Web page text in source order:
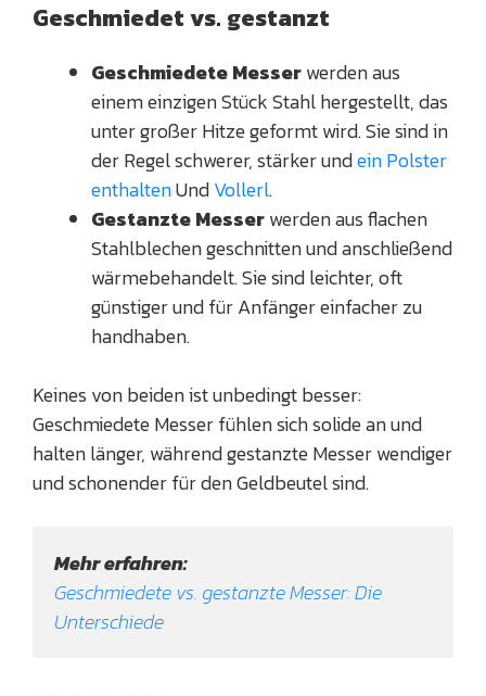
Geschmiedet vs. gestanzt
Geschmiedete Messerwerden aus
einem einzigen Stück Stahl hergestellt, das
unter großer Hitze geformt wird. Sie sind in
der Regel schwerer, stärker undein Polster
enthaltenUndVollerl.
Gestanzte Messerwerden aus flachen
Stahlblechen geschnitten und anschließend
wärmebehandelt. Sie sind leichter, oft
günstiger und für Anfänger einfacher zu
handhaben.
Keines von beiden ist unbedingt besser:
Geschmiedete Messer fühlen sich solide an und
halten länger, während gestanzte Messer wendiger
und schonender für den Geldbeutel sind.
Mehr erfahren:
Geschmiedete vs. gestanzte Messer: Die
Unterschiede